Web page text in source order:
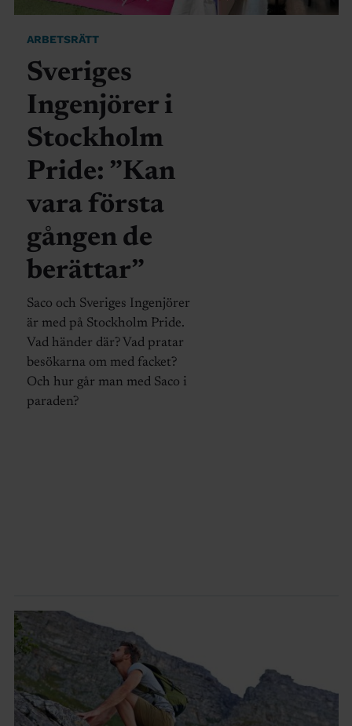
ARBETSRÄTT
Sveriges
Ingenjörer i
Stockholm
Pride: ”Kan
vara första
gången de
berättar”
Saco och Sveriges Ingenjörer
är med på Stockholm Pride.
Vad händer där? Vad pratar
besökarna om med facket?
Och hur går man med Saco i
paraden?